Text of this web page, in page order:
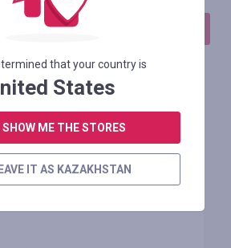
ЧТОБЫ ОСТАВИТЬ ОТЗЫВ
that your country is
States
SHOW ME THE STORES
IT AS KAZAKHSTAN